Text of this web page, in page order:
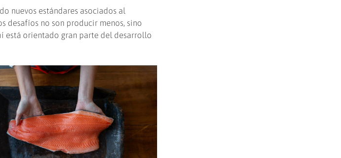
nuevos estándares asociados al
desafíos no son producir menos, sino
está orientado gran parte del desarrollo